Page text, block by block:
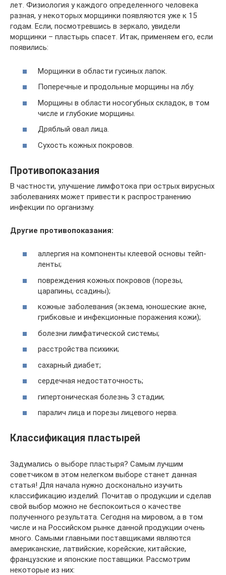
лет. Физиология у каждого определенного человека
разная, у некоторых морщинки появляются уже к 15
годам. Если, посмотревшись в зеркало, увидели
морщинки – пластырь спасет. Итак, применяем его, если
появились:
Морщинки в области гусиных лапок.
Поперечные и продольные морщины на лбу.
Морщины в области носогубных складок, в том
числе и глубокие морщины.
Дряблый овал лица.
Сухость кожных покровов.
Противопоказания
В частности, улучшение лимфотока при острых вирусных
заболеваниях может привести к распространению
инфекции по организму.
Другие противопоказания:
аллергия на компоненты клеевой основы тейп-
ленты;
повреждения кожных покровов (порезы,
царапины, ссадины);
кожные заболевания (экзема, юношеские акне,
грибковые и инфекционные поражения кожи);
болезни лимфатической системы;
расстройства психики;
сахарный диабет;
сердечная недостаточность;
гипертоническая болезнь 3 стадии;
паралич лица и порезы лицевого нерва.
Классификация пластырей
Задумались о выборе пластыря? Самым лучшим
советчиком в этом нелегком выборе станет данная
статья! Для начала нужно досконально изучить
классификацию изделий. Почитав о продукции и сделав
свой выбор можно не беспокоиться о качестве
полученного результата. Сегодня на мировом, а в том
числе и на Российском рынке данной продукции очень
много. Самыми главными поставщиками являются
американские, латвийские, корейские, китайские,
французские и японские поставщики. Рассмотрим
некоторые из них: